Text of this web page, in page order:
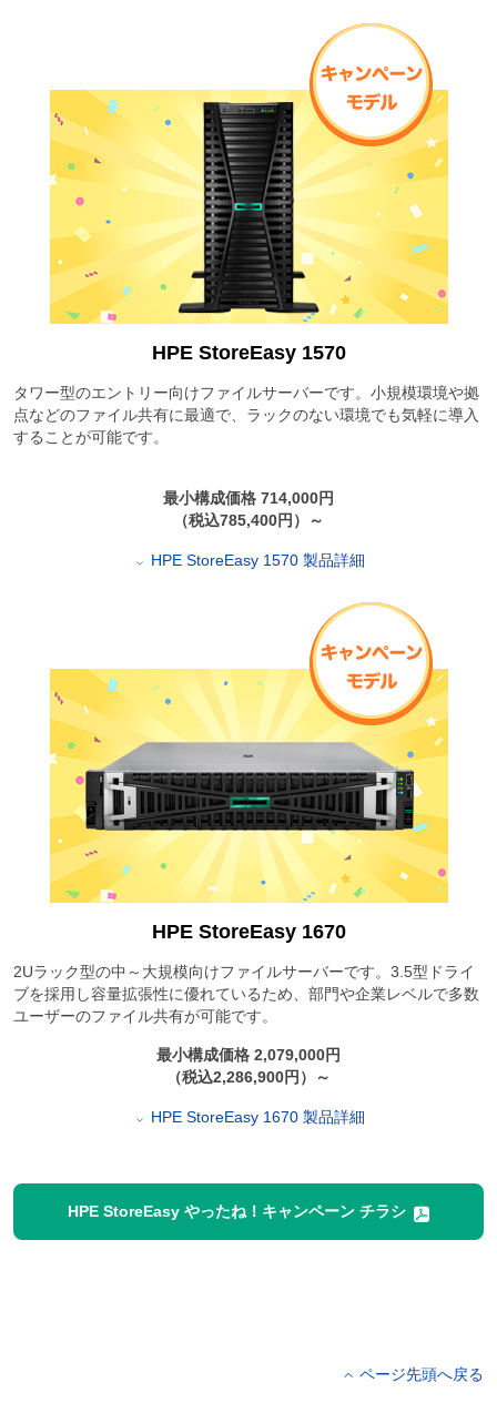
HPE StoreEasy 1570
タワー型のエントリー向けファイルサーバーです。小規模環境や拠
点などのファイル共有に最適で、ラックのない環境でも気軽に導入
することが可能です。
最小構成価格 714,000円
（税込785,400円）～
HPE StoreEasy 1570 製品詳細
HPE StoreEasy 1670
2Uラック型の中～大規模向けファイルサーバーです。3.5型ドライ
ブを採用し容量拡張性に優れているため、部門や企業レベルで多数
ユーザーのファイル共有が可能です。
最小構成価格 2,079,000円
（税込2,286,900円）～
HPE StoreEasy 1670 製品詳細
HPE StoreEasy やったね！キャンペーン チラシ
ページ先頭へ戻る